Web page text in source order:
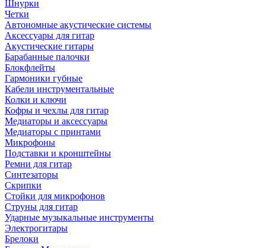
Шнурки
Четки
Автономные акустические системы
Аксессуары для гитар
Акустические гитары
Барабанные палочки
Блокфлейты
Гармоники губные
Кабели инструментальные
Колки и ключи
Кофры и чехлы для гитар
Медиаторы и аксессуары
Медиаторы с принтами
Микрофоны
Подставки и кронштейны
Ремни для гитар
Синтезаторы
Скрипки
Стойки для микрофонов
Струны для гитар
Ударные музыкальные инструменты
Электрогитары
Брелоки